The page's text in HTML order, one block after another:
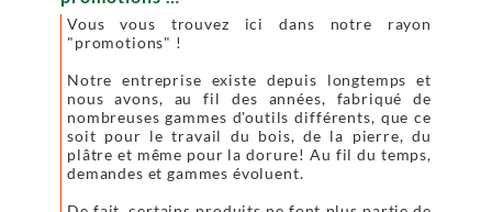
Vous vous trouvez ici dans notre rayon
"promotions" !
Notre entreprise existe depuis longtemps et
nous avons, au fil des années, fabriqué de
nombreuses gammes d'outils différents, que ce
soit pour le travail du bois, de la pierre, du
plâtre et même pour la dorure! Au fil du temps,
demandes et gammes évoluent.